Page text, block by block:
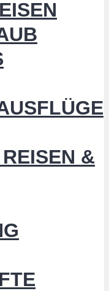
&